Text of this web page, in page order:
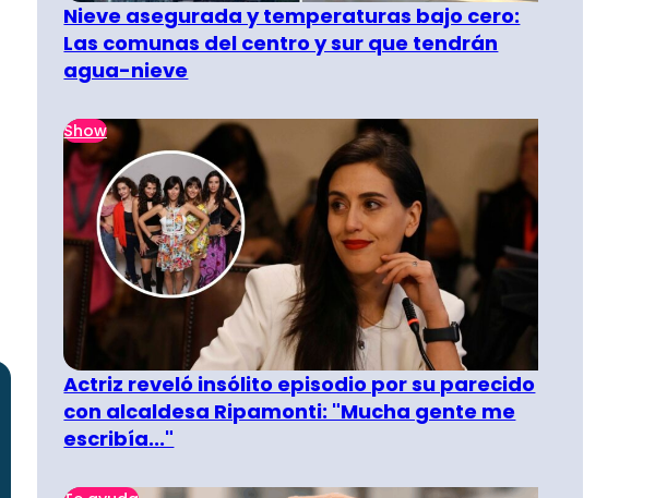
Nieve asegurada y temperaturas bajo cero:
Las comunas del centro y sur que tendrán
agua-nieve
Show
Actriz reveló insólito episodio por su parecido
con alcaldesa Ripamonti: "Mucha gente me
escribía..."